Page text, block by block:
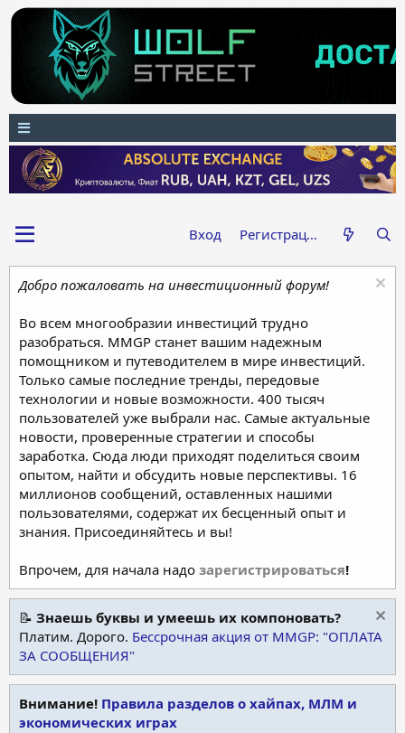
Вход Регистрация
Добро пожаловать на инвестиционный форум!
Во всем многообразии инвестиций трудно
разобраться. MMGP станет вашим надежным
помощником и путеводителем в мире инвестиций.
Только самые последние тренды, передовые
технологии и новые возможности. 400 тысяч
пользователей уже выбрали нас. Самые актуальные
новости, проверенные стратегии и способы
заработка. Сюда люди приходят поделиться своим
опытом, найти и обсудить новые перспективы. 16
миллионов сообщений, оставленных нашими
пользователями, содержат их бесценный опыт и
знания. Присоединяйтесь и вы!
Впрочем, для начала надо зарегистрироваться!
📝 Знаешь буквы и умеешь их компоновать?
Платим. Дорого. Бессрочная акция от MMGP: "ОПЛАТА
ЗА СООБЩЕНИЯ"
Внимание! Правила разделов о хайпах, МЛМ и
экономических играх